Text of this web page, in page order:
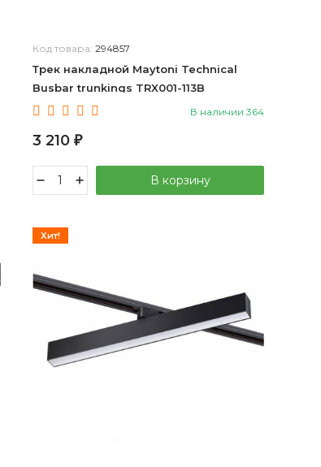
Код товара:294857
Трек накладной Maytoni Technical
Busbar trunkings TRX001-113B
В наличии 364
3 210₽
В корзину
Хит!